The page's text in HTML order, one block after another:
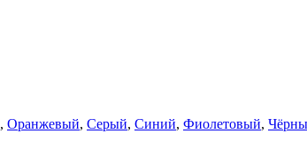
, Оранжевый, Серый, Синий, Фиолетовый,